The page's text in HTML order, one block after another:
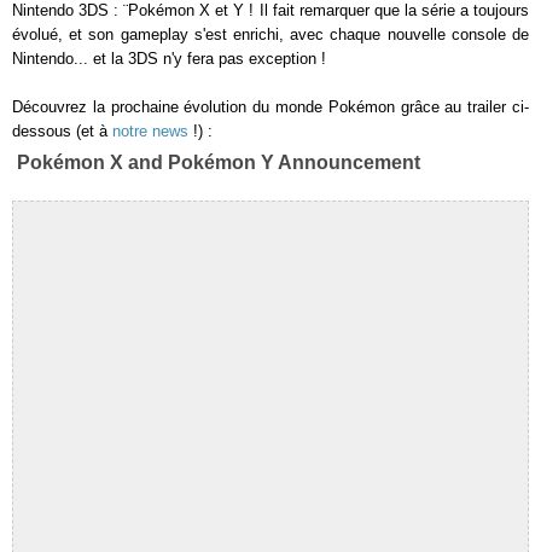
Nintendo 3DS : ¨Pokémon X et Y ! Il fait remarquer que la série a toujours
évolué, et son gameplay s'est enrichi, avec chaque nouvelle console de
Nintendo... et la 3DS n'y fera pas exception !
Découvrez la prochaine évolution du monde Pokémon grâce au trailer ci-
dessous (et à notre news !) :
Pokémon X and Pokémon Y Announcement